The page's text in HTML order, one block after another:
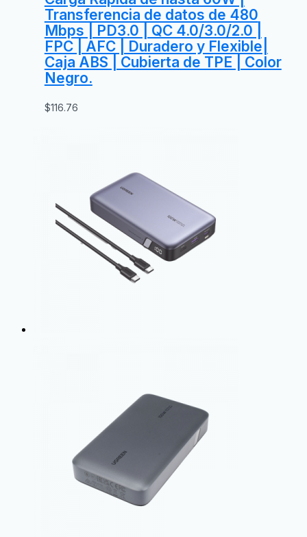
Transferencia de datos de 480
Mbps | PD3.0 | QC 4.0/3.0/2.0 |
FPC | AFC | Duradero y Flexible|
Caja ABS | Cubierta de TPE | Color
Negro.
$116.76